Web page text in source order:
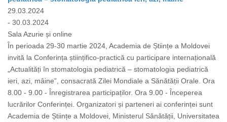
29.03.2024
- 30.03.2024
Sala Azurie și online
În perioada 29-30 martie 2024, Academia de Științe a Moldovei
invită la Conferința științifico-practică cu participare internațională
„Actualități în stomatologia pediatrică – stomatologia pediatrică
ieri, azi, mâine”, consacrată Zilei Mondiale a Sănătății Orale. Ora
8.00 - 9.00 - Înregistrarea participaților. Ora 9.00 - Începerea
lucrărilor Conferinței. Organizatori și parteneri ai conferinței sunt
Academia de Științe a Moldovei, Ministerul Sănătății, Universitatea